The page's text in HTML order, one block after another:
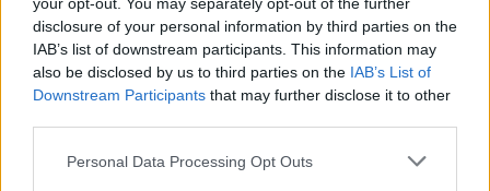
disclosure of your personal information by third parties on the
IAB’s list of downstream participants. This information may
also be disclosed by us to third parties on the IAB’s List of
Downstream Participants that may further disclose it to other
Personal Data Processing Opt Outs
GILLAR
Share this article - choose your platform:
Inläggsnavigering